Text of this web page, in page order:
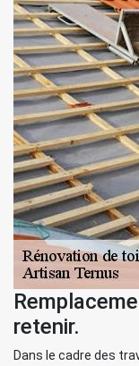
retenir.
Dans le cadre des